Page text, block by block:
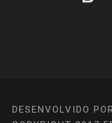
DESENVOLVIDO